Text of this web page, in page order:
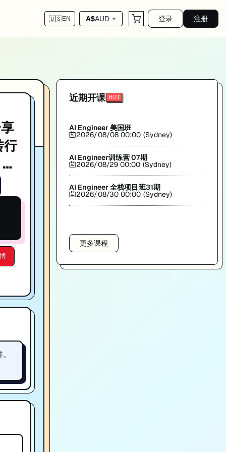
🇺🇸EN A$AUD 登录 注册
能力，助力澳洲IT求职。匠人学院(JR Academy)出品。
行
近期开课
AI Engineer 美国班
2026/08/08 00:00 (Sydney)
AI Engineer训练营 07期
2026/08/29 00:00 (Sydney)
AI Engineer 全栈项目班31期
2026/08/30 00:00 (Sydney)
更多课程